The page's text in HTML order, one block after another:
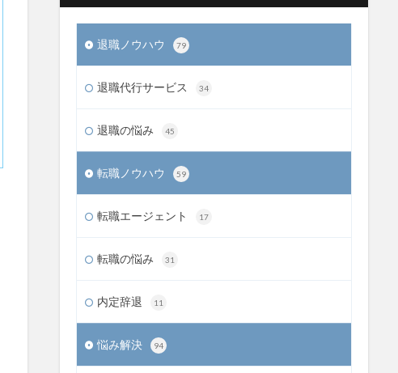
退職ノウハウ 79
退職代行サービス 34
退職の悩み 45
転職ノウハウ 59
転職エージェント 17
転職の悩み 31
内定辞退 11
悩み解決 94